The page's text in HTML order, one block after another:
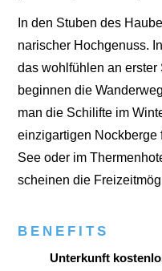
In den Stu­ben des
na­ri­scher Hoch­ge­nuss.
das wohl­füh­len an
begin­nen die
man die Schi­lif­te im
ein­zig­ar­ti­gen Nock­ber­ge
See oder im
schei­nen die
BENEFITS
Unterkunft